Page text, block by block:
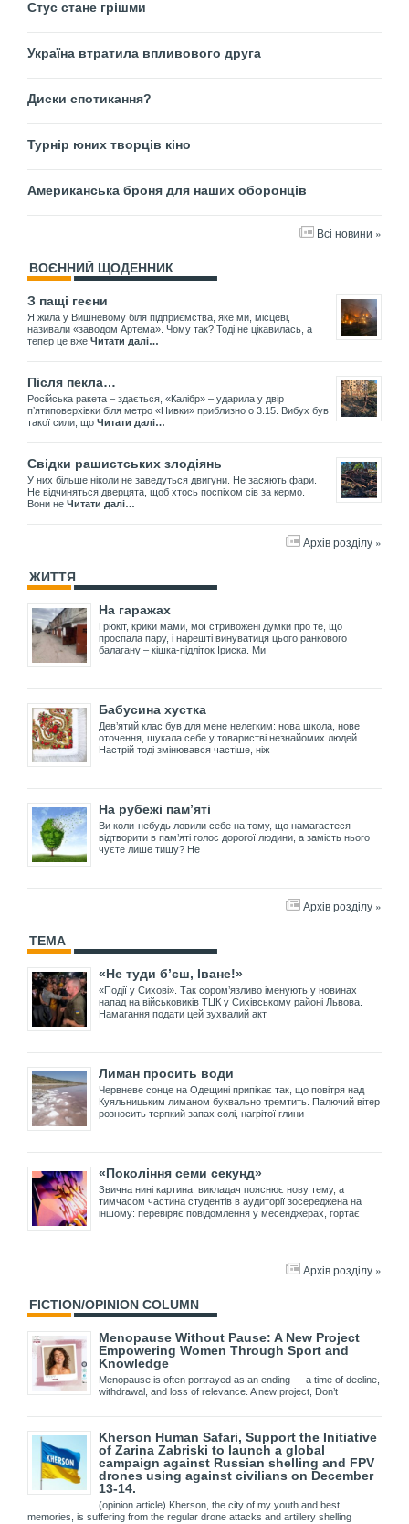
Стус стане грішми
Україна втратила впливового друга
Диски спотикання?
Турнір юних творців кіно
Американська броня для наших оборонців
Всі новини »
ВОЄННИЙ ЩОДЕННИК
З пащі геєни
Я жила у Вишневому біля підприємства, яке ми, місцеві,
називали «заводом Артема». Чому так? Тоді не цікавилась, а
тепер це вже Читати далі…
Після пекла…
Російська ракета – здається, «Калібр» – ударила у двір
пʼятиповерхівки біля метро «Нивки» приблизно о 3.15. Вибух був
такої сили, що Читати далі…
Свідки рашистських злодіянь
У них більше ніколи не заведуться двигуни. Не засяють фари.
Не відчиняться дверцята, щоб хтось поспіхом сів за кермо.
Вони не Читати далі…
Архів розділу »
ЖИТТЯ
На гаражах
Грюкіт, крики мами, мої стривожені думки про те, що
проспала пару, і нарешті винуватиця цього ранкового
балагану – кішка-підліток Іриска. Ми
Бабусина хустка
Дев’ятий клас був для мене нелегким: нова школа, нове
оточення, шукала себе у товаристві незнайомих людей.
Настрій тоді змінювався частіше, ніж
На рубежі пам’яті
Ви коли-небудь ловили себе на тому, що намагаєтеся
відтворити в пам’яті голос дорогої людини, а замість нього
чуєте лише тишу? Не
Архів розділу »
ТЕМА
«Не туди б’єш, Іване!»
«Події у Сихові». Так сором’язливо іменують у новинах
напад на військовиків ТЦК у Сихівському районі Львова.
Намагання подати цей зухвалий акт
Лиман просить води
Червневе сонце на Одещині припікає так, що повітря над
Куяльницьким лиманом буквально тремтить. Палючий вітер
розносить терпкий запах солі, нагрітої глини
«Покоління семи секунд»
Звична нині картина: викладач пояснює нову тему, а
тимчасом частина студентів в аудиторії зосереджена на
іншому: перевіряє повідомлення у месенджерах, гортає
Архів розділу »
FICTION/OPINION COLUMN
Menopause Without Pause: A New Project
Empowering Women Through Sport and
Knowledge
Menopause is often portrayed as an ending — a time of decline,
withdrawal, and loss of relevance. A new project, Don’t
Kherson Human Safari, Support the Initiative
of Zarina Zabriski to launch a global
campaign against Russian shelling and FPV
drones using against civilians on December
13-14.
(opinion article) Kherson, the city of my youth and best
memories, is suffering from the regular drone attacks and artillery shelling